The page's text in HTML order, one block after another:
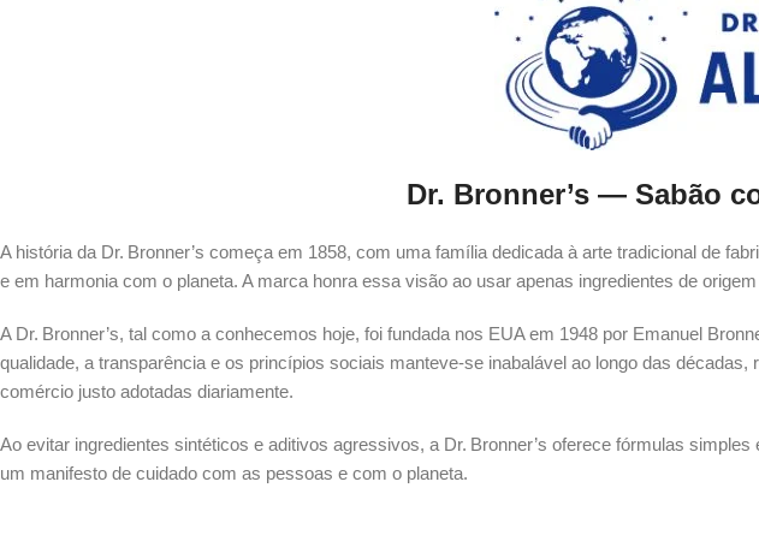
Dr. Bronner’s — Sabão
A história da Dr. Bronner’s começa em 1858, com uma família dedicada à arte tradicional de
e em harmonia com o planeta. A marca honra essa visão ao usar apenas ingredientes de
A Dr. Bronner’s, tal como a conhecemos hoje, foi fundada nos EUA em 1948 por Emanuel
qualidade, a transparência e os princípios sociais manteve-se inabalável ao longo das
comércio justo adotadas diariamente.
Ao evitar ingredientes sintéticos e aditivos agressivos, a Dr. Bronner’s oferece fórmulas
um manifesto de cuidado com as pessoas e com o planeta.